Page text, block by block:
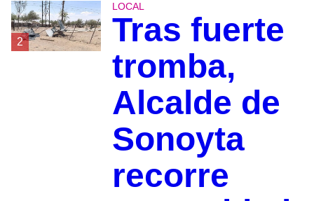
2
LOCAL
Tras fuerte
tromba,
Alcalde de
Sonoyta
recorre